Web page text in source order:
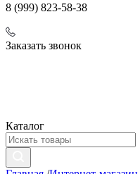
8 (999) 823-58-38
Заказать звонок
Каталог